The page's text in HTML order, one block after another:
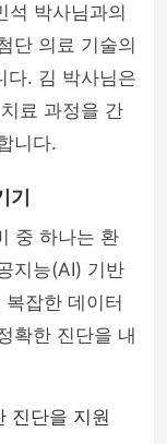
석 박사님과의
단 의료 기술의
다. 김 박사님은
료 과정을 간
니다.
기
중 하나는 환
지능(AI) 기반
잡한 데이터
확한 진단을 내
진단을 지원